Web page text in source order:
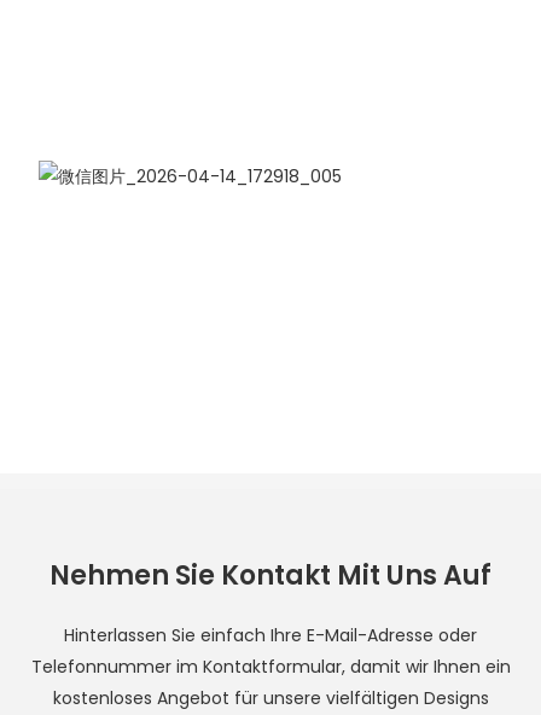
Nehmen Sie Kontakt Mit Uns Auf
Hinterlassen Sie einfach Ihre E-Mail-Adresse oder
Telefonnummer im Kontaktformular, damit wir Ihnen ein
kostenloses Angebot für unsere vielfältigen Designs